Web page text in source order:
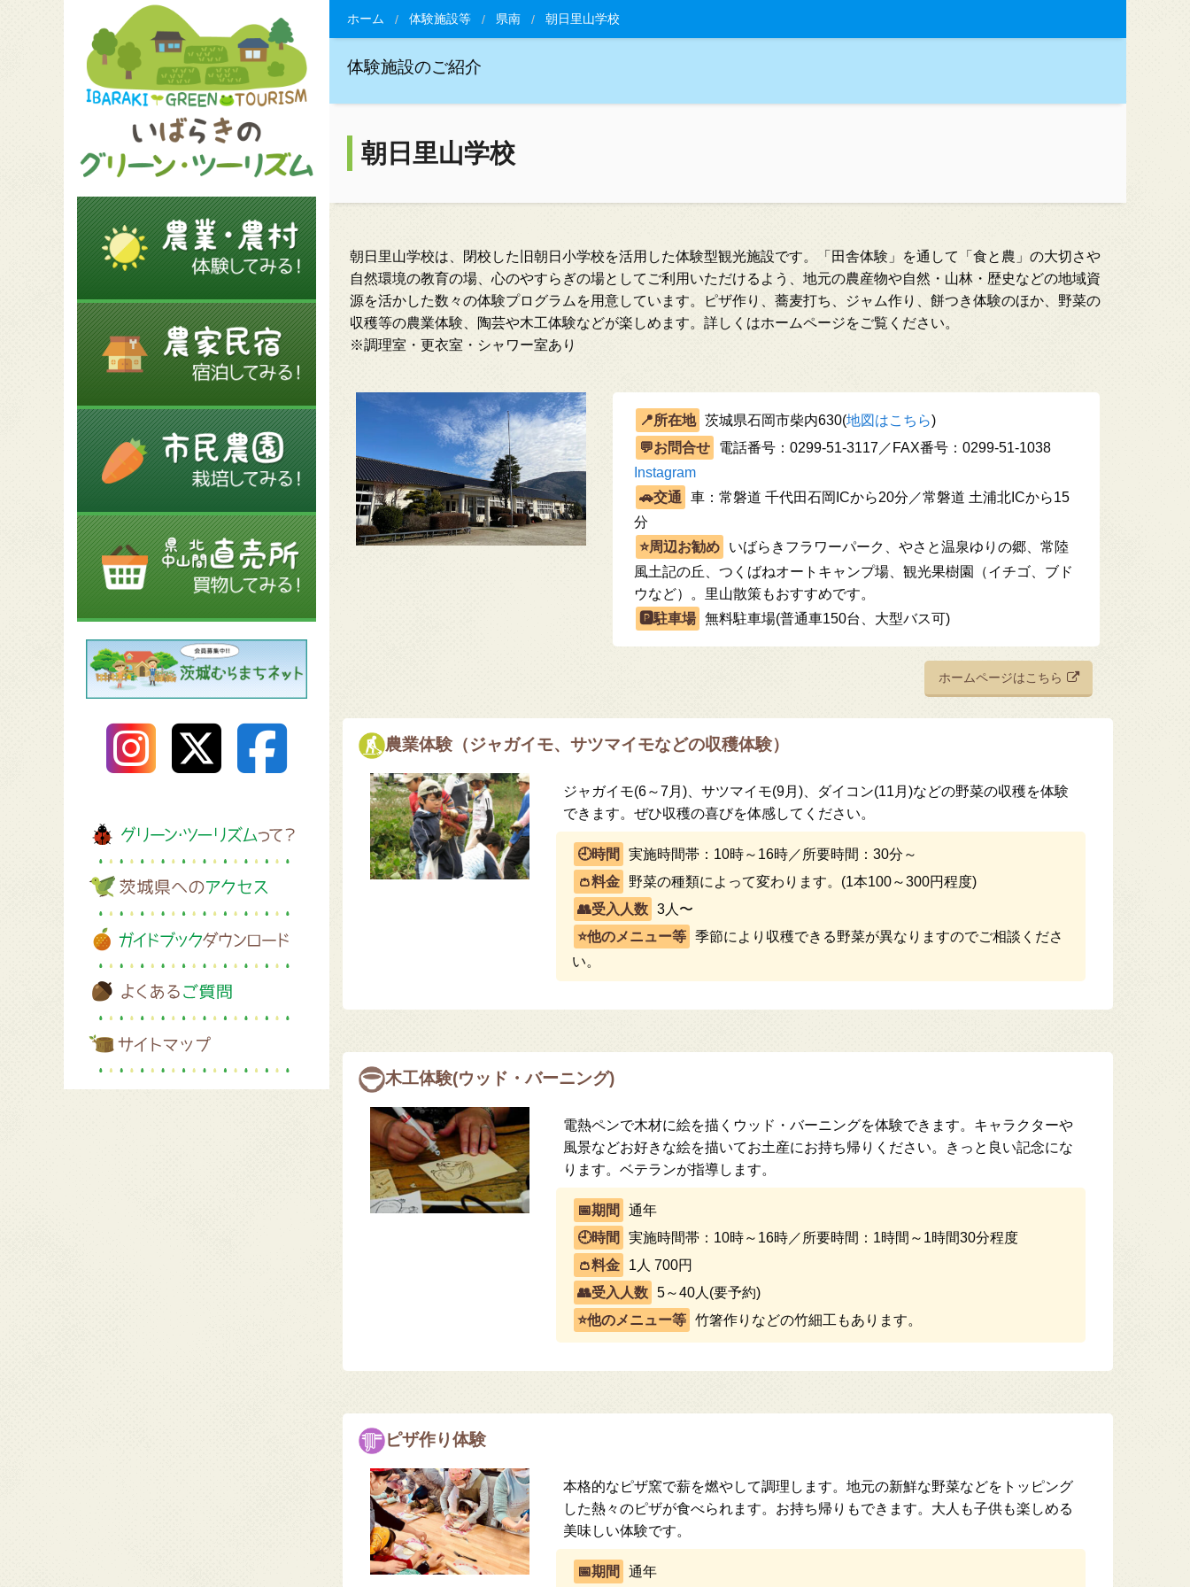
ホーム 体験施設等 県南 朝日里山学校
体験施設のご紹介
朝日里山学校
朝日里山学校は、閉校した旧朝日小学校を活用した体験型観光施設です。「田舎体験」を通して「食と農」の大切さや
自然環境の教育の場、心のやすらぎの場としてご利用いただけるよう、地元の農産物や自然・山林・歴史などの地域資
源を活かした数々の体験プログラムを用意しています。ピザ作り、蕎麦打ち、ジャム作り、餅つき体験のほか、野菜の
収穫等の農業体験、陶芸や木工体験などが楽しめます。詳しくはホームページをご覧ください。
※調理室・更衣室・シャワー室あり
茨城県石岡市柴内630(地図はこちら)
電話番号：0299-51-3117／FAX番号：0299-51-1038
Instagram
車：常磐道 千代田石岡ICから20分／常磐道 土浦北ICから15
分
いばらきフラワーパーク、やさと温泉ゆりの郷、常陸
風土記の丘、つくばねオートキャンプ場、観光果樹園（イチゴ、ブド
ウなど）。里山散策もおすすめです。
無料駐車場(普通車150台、大型バス可)
ホームページはこちら
農業体験（ジャガイモ、サツマイモなどの収穫体験）
ジャガイモ(6～7月)、サツマイモ(9月)、ダイコン(11月)などの野菜の収穫を体験
できます。ぜひ収穫の喜びを体感してください。
実施時間帯：10時～16時／所要時間：30分～
野菜の種類によって変わります。(1本100～300円程度)
3人〜
季節により収穫できる野菜が異なりますのでご相談くださ
い。
木工体験(ウッド・バーニング)
電熱ペンで木材に絵を描くウッド・バーニングを体験できます。キャラクターや
風景などお好きな絵を描いてお土産にお持ち帰りください。きっと良い記念にな
ります。ベテランが指導します。
通年
実施時間帯：10時～16時／所要時間：1時間～1時間30分程度
1人 700円
5～40人(要予約)
竹箸作りなどの竹細工もあります。
ピザ作り体験
本格的なピザ窯で薪を燃やして調理します。地元の新鮮な野菜などをトッピング
した熱々のピザが食べられます。お持ち帰りもできます。大人も子供も楽しめる
美味しい体験です。
通年